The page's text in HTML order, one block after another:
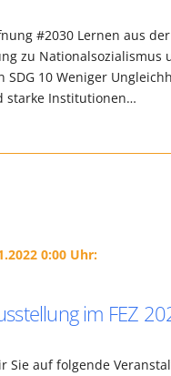
#2030 Lernen aus
zu Nationalsozialismus
SDG 10 Weniger
starke Institutionen…
0:00 Uhr:
im FEZ
Sie auf folgende